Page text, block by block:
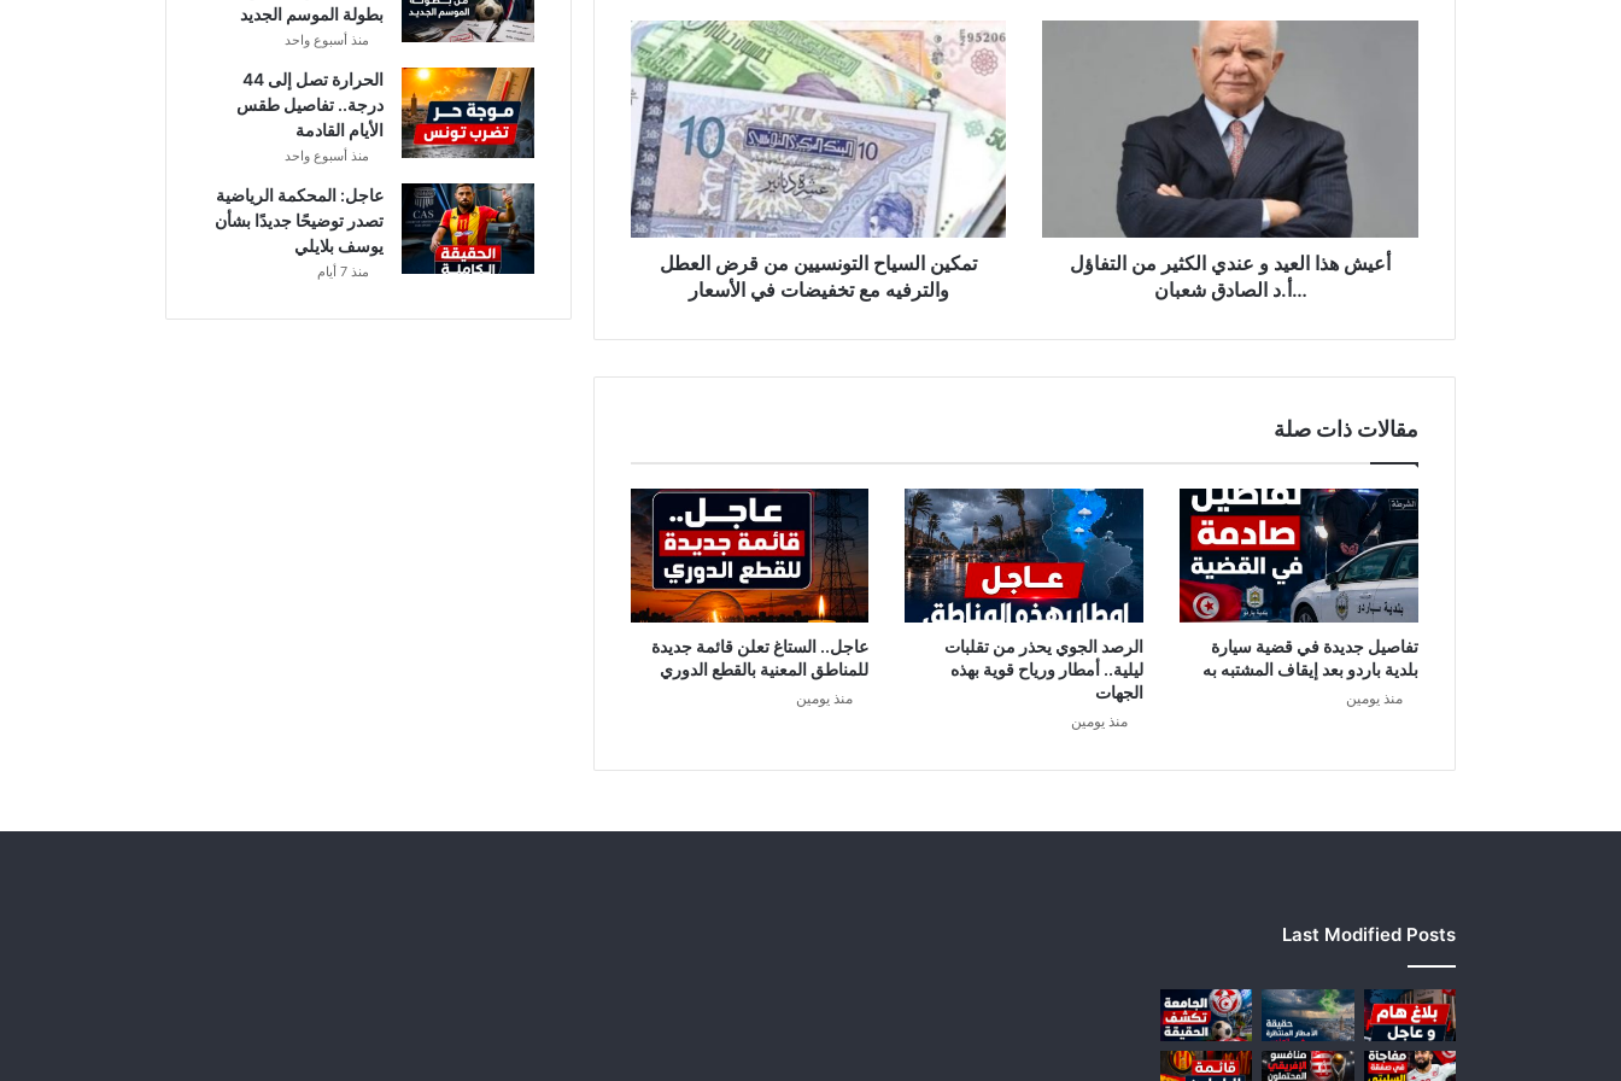
…
أعيش هذا العيد و عندي الكثير من التفاؤل
…أ.د الصادق شعبان
تمكين
السياح
التونسيين
من
قرض
العطل
والترفيه
مع
تخفيضات
تمكين السياح التونسيين من قرض العطل
والترفيه مع تخفيضات في الأسعار
مقالات ذات صلة
تفاصيل جديدة في قضية سيارة
بلدية باردو بعد إيقاف المشتبه به
منذ يومين
الرصد الجوي يحذر من تقلبات
ليلية.. أمطار ورياح قوية بهذه
الجهات
منذ يومين
عاجل.. الستاغ تعلن قائمة جديدة
للمناطق المعنية بالقطع الدوري
منذ يومين
بطولة الموسم الجديد
منذ أسبوع واحد
الحرارة تصل إلى 44
درجة.. تفاصيل طقس
الأيام القادمة
منذ أسبوع واحد
عاجل: المحكمة الرياضية
تصدر توضيحًا جديدًا بشأن
يوسف بلايلي
منذ 7 أيام
Last Modified Posts